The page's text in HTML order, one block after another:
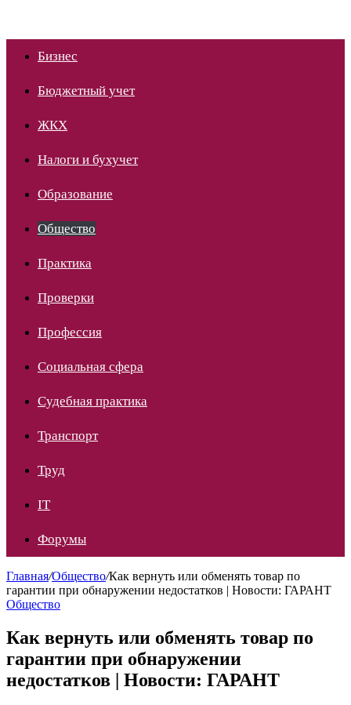
Бизнес
Бюджетный учет
ЖКХ
Налоги и бухучет
Образование
Общество
Практика
Проверки
Профессия
Социальная сфера
Судебная практика
Транспорт
Труд
IT
Форумы
Главная/Общество/Как вернуть или обменять товар по
гарантии при обнаружении недостатков | Новости: ГАРАНТ
Общество
Как вернуть или обменять товар по
гарантии при обнаружении
недостатков | Новости: ГАРАНТ